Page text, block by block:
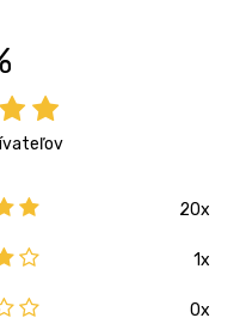
20x
1x
0x